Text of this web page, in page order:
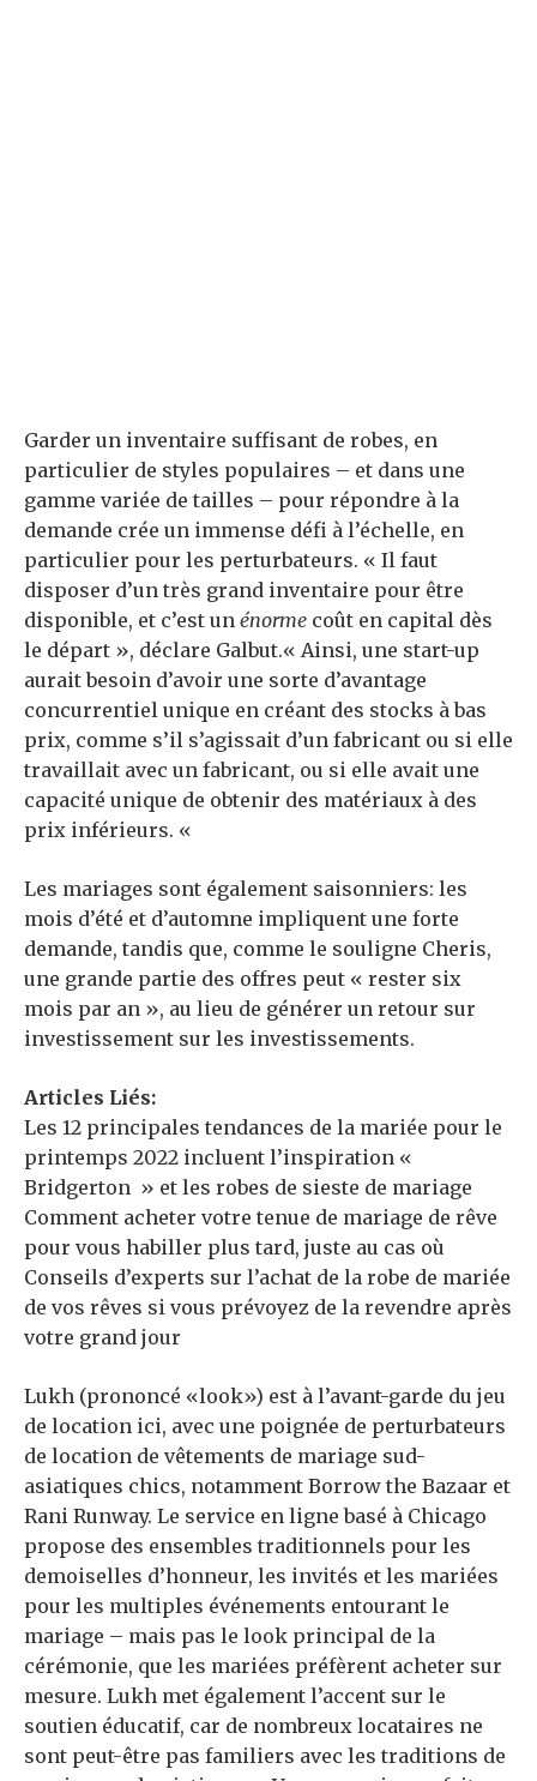
Garder un inventaire suffisant de robes, en
particulier de styles populaires – et dans une
gamme variée de tailles – pour répondre à la
demande crée un immense défi à l’échelle, en
particulier pour les perturbateurs. « Il faut
disposer d’un très grand inventaire pour être
disponible, et c’est un énorme coût en capital dès
le départ », déclare Galbut.« Ainsi, une start-up
aurait besoin d’avoir une sorte d’avantage
concurrentiel unique en créant des stocks à bas
prix, comme s’il s’agissait d’un fabricant ou si elle
travaillait avec un fabricant, ou si elle avait une
capacité unique de obtenir des matériaux à des
prix inférieurs. «
Les mariages sont également saisonniers: les
mois d’été et d’automne impliquent une forte
demande, tandis que, comme le souligne Cheris,
une grande partie des offres peut « rester six
mois par an », au lieu de générer un retour sur
investissement sur les investissements.
Articles Liés:
Les 12 principales tendances de la mariée pour le
printemps 2022 incluent l’inspiration «
Bridgerton » et les robes de sieste de mariage
Comment acheter votre tenue de mariage de rêve
pour vous habiller plus tard, juste au cas où
Conseils d’experts sur l’achat de la robe de mariée
de vos rêves si vous prévoyez de la revendre après
votre grand jour
Lukh (prononcé «look») est à l’avant-garde du jeu
de location ici, avec une poignée de perturbateurs
de location de vêtements de mariage sud-
asiatiques chics, notamment Borrow the Bazaar et
Rani Runway. Le service en ligne basé à Chicago
propose des ensembles traditionnels pour les
demoiselles d’honneur, les invités et les mariées
pour les multiples événements entourant le
mariage – mais pas le look principal de la
cérémonie, que les mariées préfèrent acheter sur
mesure. Lukh met également l’accent sur le
soutien éducatif, car de nombreux locataires ne
sont peut-être pas familiers avec les traditions de